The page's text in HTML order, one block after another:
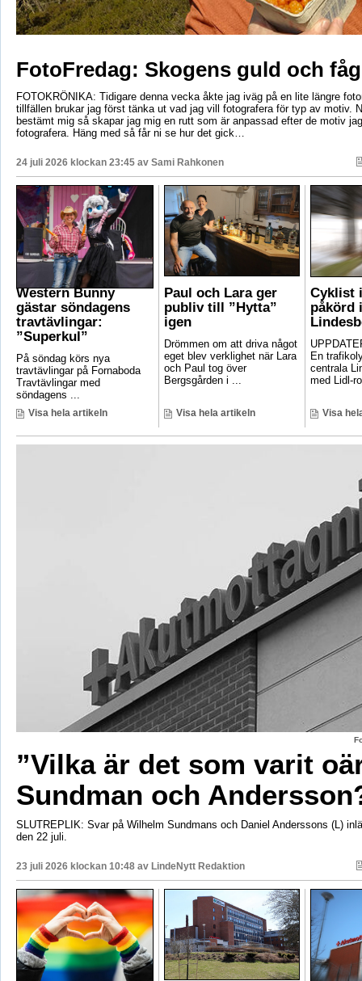
FotoFredag: Skogens guld och
FOTOKRÖNIKA: Tidigare denna vecka åkte jag iväg på en lite längre
tillfällen brukar jag först tänka ut vad jag vill fotografera för typ av motiv.
bestämt mig så skapar jag mig en rutt som är anpassad efter de motiv
fotografera. Häng med så får ni se hur det gick…
24 juli 2026 klockan 23:45 av Sami Rahkonen
Western Bunny
gästar söndagens
travtävlingar:
”Superkul”
På söndag körs nya
travtävlingar på Fornaboda
Travtävlingar med
söndagens ...
Visa hela artikeln
Paul och Lara ger
publiv till ”Hytta”
igen
Drömmen om att driva något
eget blev verklighet när Lara
och Paul tog över
Bergsgården i ...
Visa hela artikeln
Cyklist
påkörd
En
centrala
med Lidl-
Visa
”Vilka är det som varit
Sundman och
SLUTREPLIK: Svar på Wilhelm Sundmans och Daniel Anderssons (L)
den 22 juli.
23 juli 2026 klockan 10:48 av LindeNytt Redaktion